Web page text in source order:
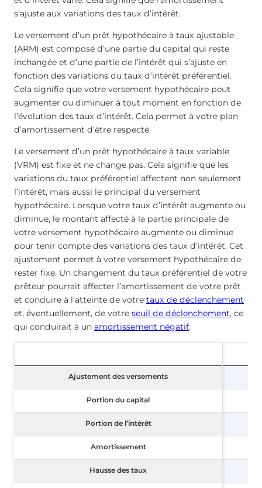
s’ajuste aux variations des taux d’intérêt.
Le versement d’un prêt hypothécaire à taux ajustable
(ARM) est composé d’une partie du capital qui reste
inchangée et d’une partie de l’intérêt qui s’ajuste en
fonction des variations du taux d’intérêt préférentiel.
Cela signifie que votre versement hypothécaire peut
augmenter ou diminuer à tout moment en fonction de
l’évolution des taux d’intérêt. Cela permet à votre plan
d’amortissement d’être respecté.
Le versement d’un prêt hypothécaire à taux variable
(VRM) est fixe et ne change pas. Cela signifie que les
variations du taux préférentiel affectent non seulement
l’intérêt, mais aussi le principal du versement
hypothécaire. Lorsque votre taux d’intérêt augmente ou
diminue, le montant affecté à la partie principale de
votre versement hypothécaire augmente ou diminue
pour tenir compte des variations des taux d’intérêt. Cet
ajustement permet à votre versement hypothécaire de
rester fixe. Un changement du taux préférentiel de votre
prêteur pourrait affecter l’amortissement de votre prêt
et conduire à l’atteinte de votre taux de déclenchement
et, éventuellement, de votre seuil de déclenchement, ce
qui conduirait à un amortissement négatif.
Ajustement des versements
Portion du capital
Portion de l’intérêt
Amortissement
Hausse des taux
Ajustement des versements
Portion du capital
Portion de l’intérêt
Amortissement
Hausse des taux